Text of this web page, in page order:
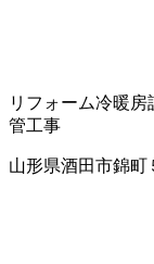
リフォーム冷暖房
管工事
山形県酒田市錦町